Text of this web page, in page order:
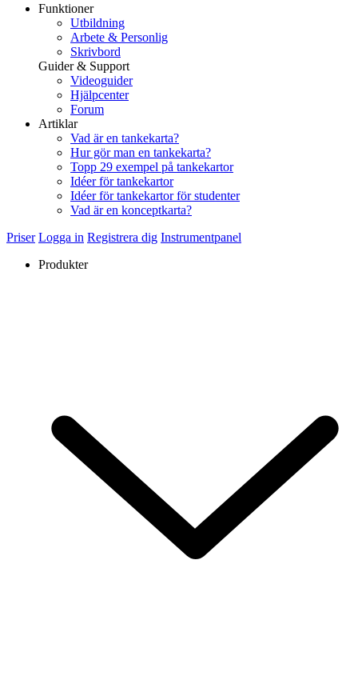
Funktioner
Utbildning
Arbete & Personlig
Skrivbord
Guider & Support
Videoguider
Hjälpcenter
Forum
Artiklar
Vad är en tankekarta?
Hur gör man en tankekarta?
Topp 29 exempel på tankekartor
Idéer för tankekartor
Idéer för tankekartor för studenter
Vad är en konceptkarta?
Priser Logga in Registrera dig Instrumentpanel
Produkter